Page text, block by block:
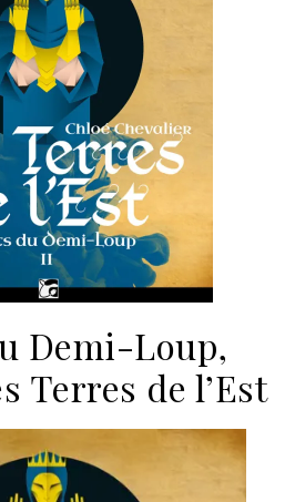
Demi-Loup,
Terres de l’Est